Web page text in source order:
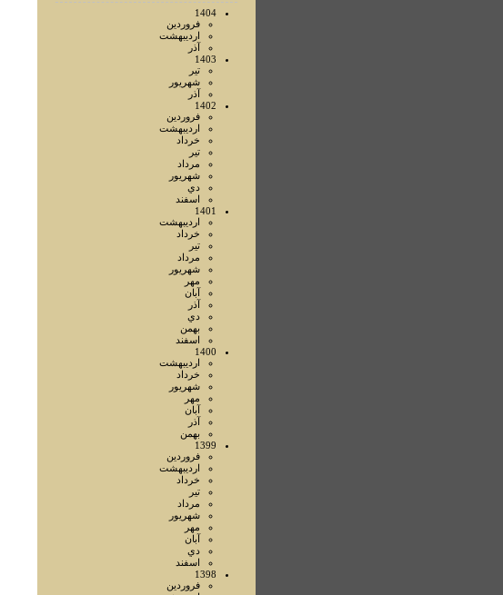
1404
فروردين
ارديبهشت
آذر
1403
تير
شهريور
آذر
1402
فروردين
ارديبهشت
خرداد
تير
مرداد
شهريور
دي
اسفند
1401
ارديبهشت
خرداد
تير
مرداد
شهريور
مهر
آبان
آذر
دي
بهمن
اسفند
1400
ارديبهشت
خرداد
شهريور
مهر
آبان
آذر
بهمن
1399
فروردين
ارديبهشت
خرداد
تير
مرداد
شهريور
مهر
آبان
دي
اسفند
1398
فروردين